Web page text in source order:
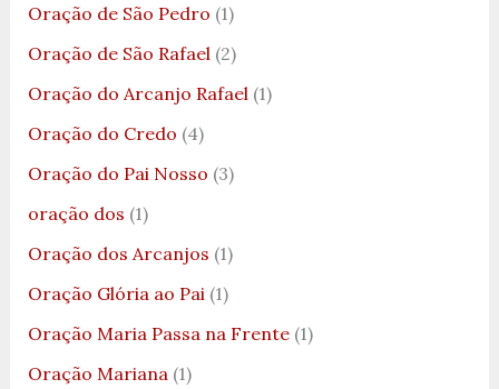
Oração de São Pedro (1)
Oração de São Rafael (2)
Oração do Arcanjo Rafael (1)
Oração do Credo (4)
Oração do Pai Nosso (3)
oração dos (1)
Oração dos Arcanjos (1)
Oração Glória ao Pai (1)
Oração Maria Passa na Frente(1)
Oração Mariana (1)